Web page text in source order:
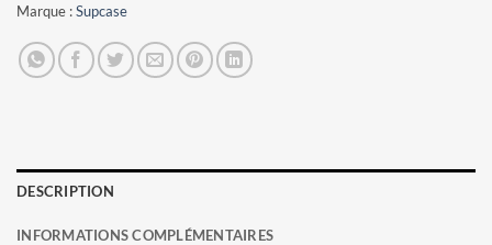
Marque :Supcase
DESCRIPTION
INFORMATIONS COMPLÉMENTAIRES